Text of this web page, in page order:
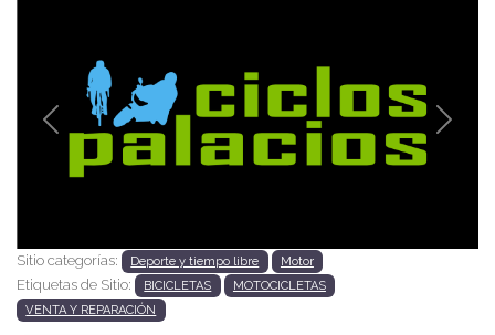
Anterior
Sitio categorías: Deporte y tiempo libre Motor
Etiquetas de Sitio: BICICLETAS
MOTOCICLETAS
VENTA Y REPARACIÓN